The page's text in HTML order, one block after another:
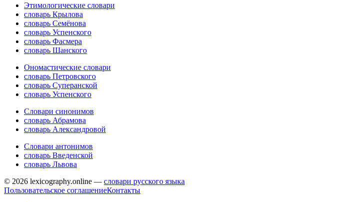
Этимологические словари
словарь Крылова
словарь Семёнова
словарь Успенского
словарь Фасмера
словарь Шанского
Ономастические словари
словарь Петровского
словарь Суперанской
словарь Успенского
Словари синонимов
словарь Абрамова
словарь Александровой
Словари антонимов
словарь Введенской
словарь Львова
© 2026 lexicography.online — словари русского языка
Пользовательское соглашениеКонтакты